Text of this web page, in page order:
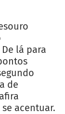
lá para
de
acentuar.